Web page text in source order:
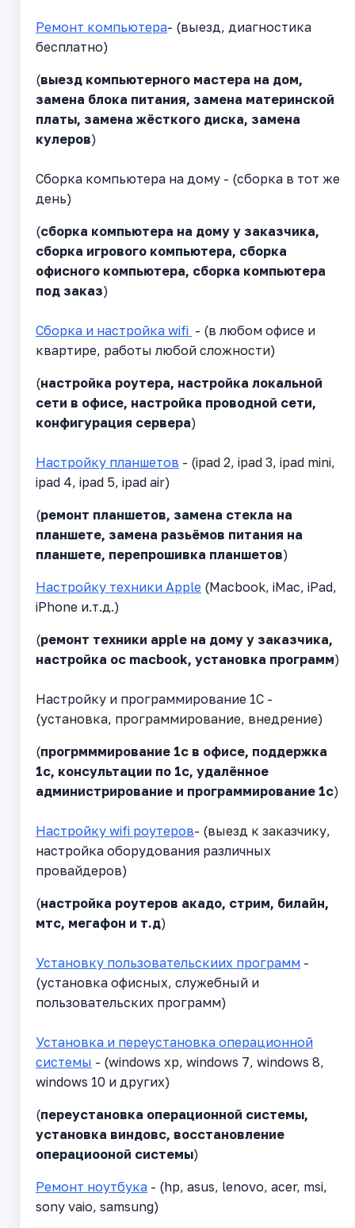
Ремонт компьютера- (выезд, диагностика
бесплатно)
(выезд компьютерного мастера на дом,
замена блока питания, замена материнской
платы, замена жёсткого диска, замена
кулеров)
Сборка компьютера на дому - (сборка в тот же
день)
(сборка компьютера на дому у заказчика,
сборка игрового компьютера, сборка
офисного компьютера, сборка компьютера
под заказ)
Сборка и настройка wifi - (в любом офисе и
квартире, работы любой сложности)
(настройка роутера, настройка локальной
сети в офисе, настройка проводной сети,
конфигурация сервера)
Настройку планшетов - (ipad 2, ipad 3, ipad mini,
ipad 4, ipad 5, ipad air)
(ремонт планшетов, замена стекла на
планшете, замена разьёмов питания на
планшете, перепрошивка планшетов)
Настройку техники Apple (Macbook, iMac, iPad,
iPhone и.т.д.)
(ремонт техники apple на дому у заказчика,
настройка ос macbook, установка программ)
Настройку и программирование 1С -
(установка, программирование, внедрение)
(прогрмммирование 1с в офисе, поддержка
1с, консультации по 1с, удалённое
администрирование и программирование 1с)
Настройку wifi роутеров- (выезд к заказчику,
настройка оборудования различных
провайдеров)
(настройка роутеров акадо, стрим, билайн,
мтс, мегафон и т.д)
Установку пользовательскиих программ -
(установка офисных, служебный и
пользовательских программ)
Установка и переустановка операционной
системы - (windows xp, windows 7, windows 8,
windows 10 и других)
(переустановка операционной системы,
установка виндовс, восстановление
операциооной системы)
Ремонт ноутбука - (hp, asus, lenovo, acer, msi,
sony vaio, samsung)